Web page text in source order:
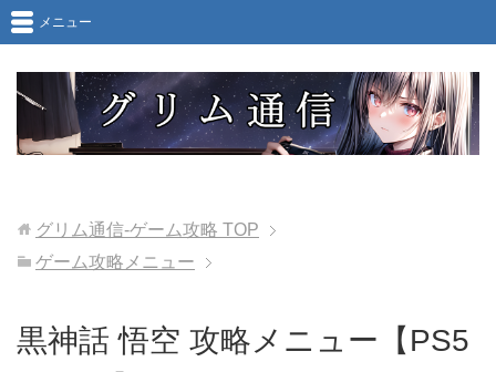
メニュー
グリム通信-ゲーム攻略 TOP
ゲーム攻略メニュー
黒神話 悟空 攻略メニュー【PS5